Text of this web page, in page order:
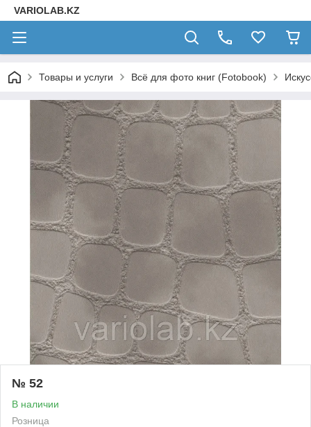
VARIOLAB.KZ
Товары и услуги Всё для фото книг (Fotobook)
№ 52
В наличии
Розница